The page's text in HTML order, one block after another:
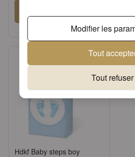
Modifier les
Tout
Tout refuser
Demander un compte ou
Hdkf Baby steps boy